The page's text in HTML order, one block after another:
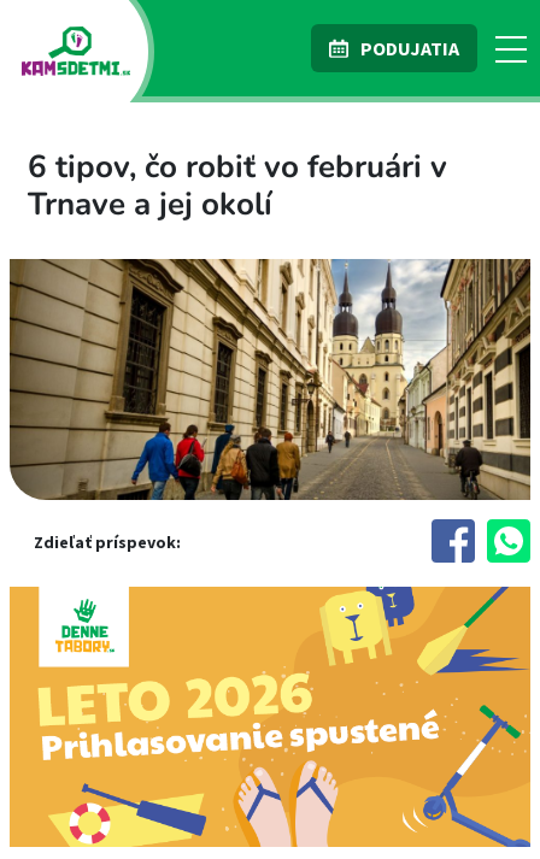
PODUJATIA
6 tipov, čo robiť vo februári v
Trnave a jej okolí
Zdieľať príspevok: